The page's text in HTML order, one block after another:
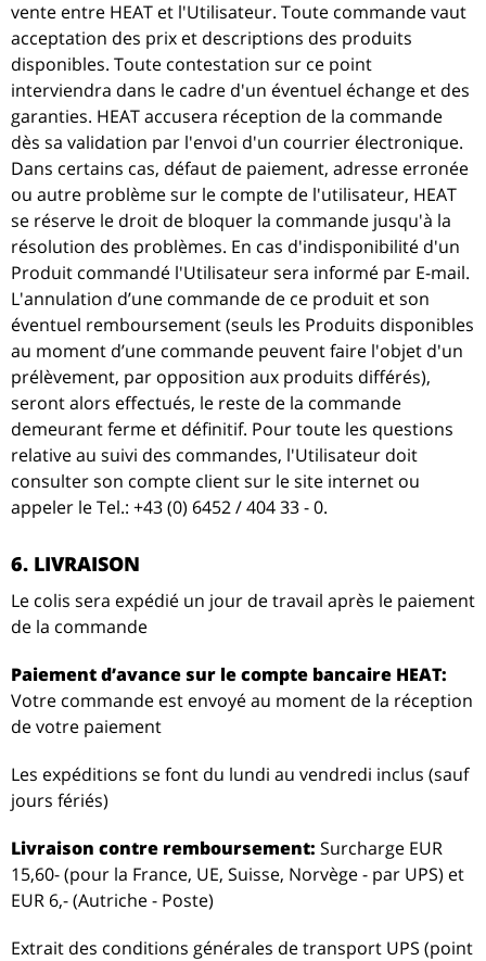
vente entre HEAT et l'Utilisateur. Toute commande vaut
acceptation des prix et descriptions des produits
disponibles. Toute contestation sur ce point
interviendra dans le cadre d'un éventuel échange et des
garanties. HEAT accusera réception de la commande
dès sa validation par l'envoi d'un courrier électronique.
Dans certains cas, défaut de paiement, adresse erronée
ou autre problème sur le compte de l'utilisateur, HEAT
se réserve le droit de bloquer la commande jusqu'à la
résolution des problèmes. En cas d'indisponibilité d'un
Produit commandé l'Utilisateur sera informé par E-mail.
L'annulation d’une commande de ce produit et son
éventuel remboursement (seuls les Produits disponibles
au moment d’une commande peuvent faire l'objet d'un
prélèvement, par opposition aux produits différés),
seront alors effectués, le reste de la commande
demeurant ferme et définitif. Pour toute les questions
relative au suivi des commandes, l'Utilisateur doit
consulter son compte client sur le site internet ou
appeler le Tel.: +43 (0) 6452 / 404 33 - 0.
6. LIVRAISON
Le colis sera expédié un jour de travail après le paiement
de la commande
Paiement d’avance sur le compte bancaire HEAT:
Votre commande est envoyé au moment de la réception
de votre paiement
Les expéditions se font du lundi au vendredi inclus (sauf
jours fériés)
Livraison contre remboursement: Surcharge EUR
15,60- (pour la France, UE, Suisse, Norvège - par UPS) et
EUR 6,- (Autriche - Poste)
Extrait des conditions générales de transport UPS (point